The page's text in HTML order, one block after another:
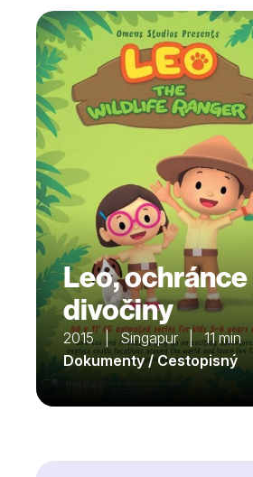
Leo, ochránce
divočiny
2015 | Singapur | 11 min
Dokumenty / Cestopisný